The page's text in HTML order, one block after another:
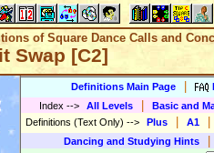
of Square Dance Calls and
Swap [C2]
Definitions Main Page
Index --> All Levels Basic and
Definitions (Text Only) --> Plus A1
Dancing and Studying Hints